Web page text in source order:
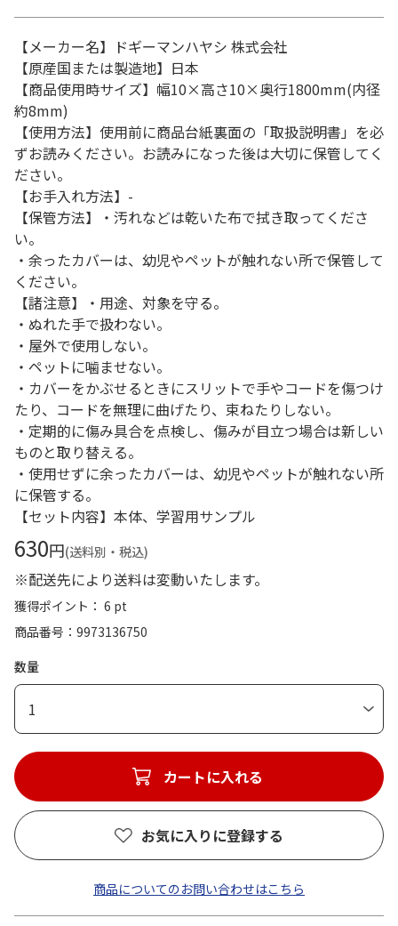
【メーカー名】ドギーマンハヤシ 株式会社
【原産国または製造地】日本
【商品使用時サイズ】幅10×高さ10×奥行1800mm(内径
約8mm)
【使用方法】使用前に商品台紙裏面の「取扱説明書」を必
ずお読みください。お読みになった後は大切に保管してく
ださい。
【お手入れ方法】-
【保管方法】・汚れなどは乾いた布で拭き取ってくださ
い。
・余ったカバーは、幼児やペットが触れない所で保管して
ください。
【諸注意】・用途、対象を守る。
・ぬれた手で扱わない。
・屋外で使用しない。
・ペットに噛ませない。
・カバーをかぶせるときにスリットで手やコードを傷つけ
たり、コードを無理に曲げたり、束ねたりしない。
・定期的に傷み具合を点検し、傷みが目立つ場合は新しい
ものと取り替える。
・使用せずに余ったカバーは、幼児やペットが触れない所
に保管する。
【セット内容】本体、学習用サンプル
630円(送料別・税込)
※配送先により送料は変動いたします。
獲得ポイント： 6 pt
商品番号
9973136750
数量
1
カートに入れる
お気に入りに登録する
商品についてのお問い合わせはこちら